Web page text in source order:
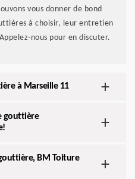
vous donner de bond
à choisir, leur entretien
nous pour en discuter.
à Marseille 11
gouttière
BM Toiture